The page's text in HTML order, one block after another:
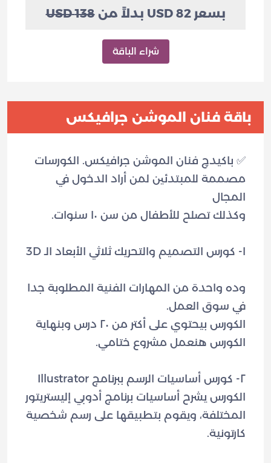
بسعر 82 USD بدلاً من 138 USD
شراء الباقة
باقة فنان الموشن جرافيكس
✅ باكيدچ فنان الموشن جرافيكس. الكورسات
مصممة للمبتدئين لمن أراد الدخول في
وده واحدة من المهارات الفنية المطلوبة جدا
الكورس بيحتوي على أكتر من ٢٠ درس وبنهاية
الكورس يشرح أساسيات برنامج أدوبي إليستريتور
المختلفة، ويقوم بتطبيقها على رسم شخصية